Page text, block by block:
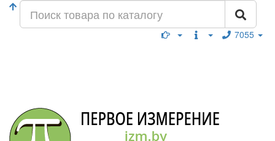
7055